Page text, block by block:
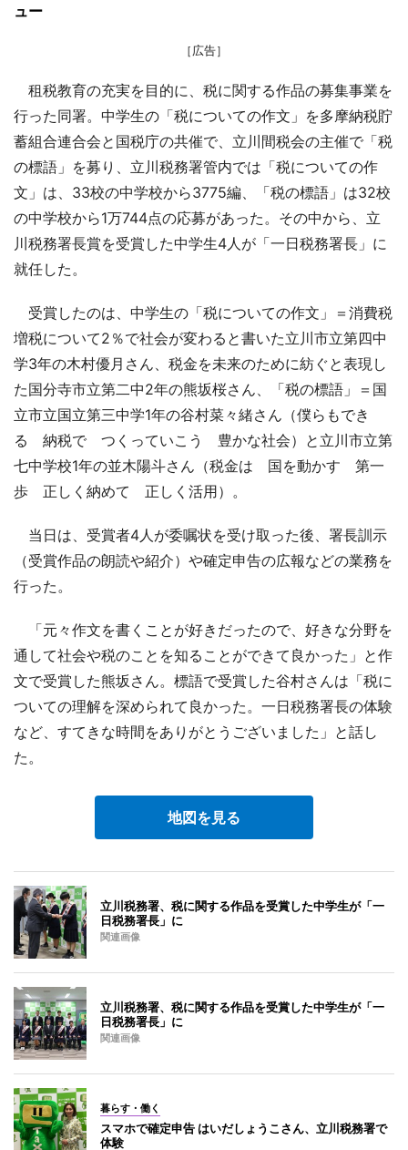
ュー
［広告］
租税教育の充実を目的に、税に関する作品の募集事業を
行った同署。中学生の「税についての作文」を多摩納税貯
蓄組合連合会と国税庁の共催で、立川間税会の主催で「税
の標語」を募り、立川税務署管内では「税についての作
文」は、33校の中学校から3775編、「税の標語」は32校
の中学校から1万744点の応募があった。その中から、立
川税務署長賞を受賞した中学生4人が「一日税務署長」に
就任した。
受賞したのは、中学生の「税についての作文」＝消費税
増税について2％で社会が変わると書いた立川市立第四中
学3年の木村優月さん、税金を未来のために紡ぐと表現し
た国分寺市立第二中2年の熊坂桜さん、「税の標語」＝国
立市立国立第三中学1年の谷村菜々緒さん（僕らもでき
る 納税で つくっていこう 豊かな社会）と立川市立第
七中学校1年の並木陽斗さん（税金は 国を動かす 第一
歩 正しく納めて 正しく活用）。
当日は、受賞者4人が委嘱状を受け取った後、署長訓示
（受賞作品の朗読や紹介）や確定申告の広報などの業務を
行った。
「元々作文を書くことが好きだったので、好きな分野を
通して社会や税のことを知ることができて良かった」と作
文で受賞した熊坂さん。標語で受賞した谷村さんは「税に
ついての理解を深められて良かった。一日税務署長の体験
など、すてきな時間をありがとうございました」と話し
た。
地図を見る
立川税務署、税に関する作品を受賞した中学生が「一
日税務署長」に
関連画像
立川税務署、税に関する作品を受賞した中学生が「一
日税務署長」に
関連画像
暮らす・働く
スマホで確定申告 はいだしょうこさん、立川税務署で
体験